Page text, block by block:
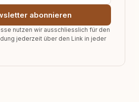
abonnieren
nutzen wir ausschliesslich für den
jederzeit über den Link in jeder